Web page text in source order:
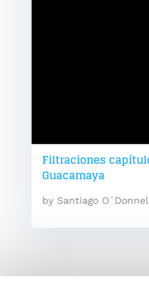
Filtraciones
Guacamaya
by Santiago